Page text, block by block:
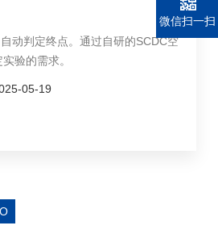
动判定终点。通过自研的SCDC空
验的需求。
05-19
微信扫一扫